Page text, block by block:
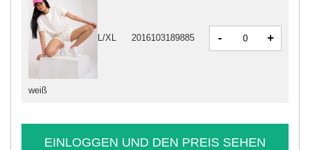
weiß
L/XL 2016103189885 - +
EINLOGGEN UND DEN PREIS SEHEN